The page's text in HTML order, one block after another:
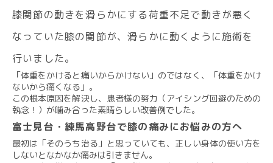
膝関節の動きを滑らかにする荷重不足で動きが悪く
なっていた膝の関節が、滑らかに動くように施術を
行いました。
「体重をかけると痛いからかけない」のではなく、「体重をかけ
ないから痛くなる」。
この根本原因を解決し、患者様の努力（アイシング回避のための
執念！）が噛み合った素晴らしい改善例でした。
富士見台・練馬高野台で膝の痛みにお悩みの方へ
最初は「そのうち治る」と思っていても、正しい身体の使い方を
しないとなかなか痛みは引きません。